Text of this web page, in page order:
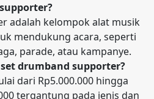
adalah kelompok alat musik
mendukung acara, seperti
parade, atau kampanye.
drumband supporter?
dari Rp5.000.000 hingga
tergantung pada jenis dan